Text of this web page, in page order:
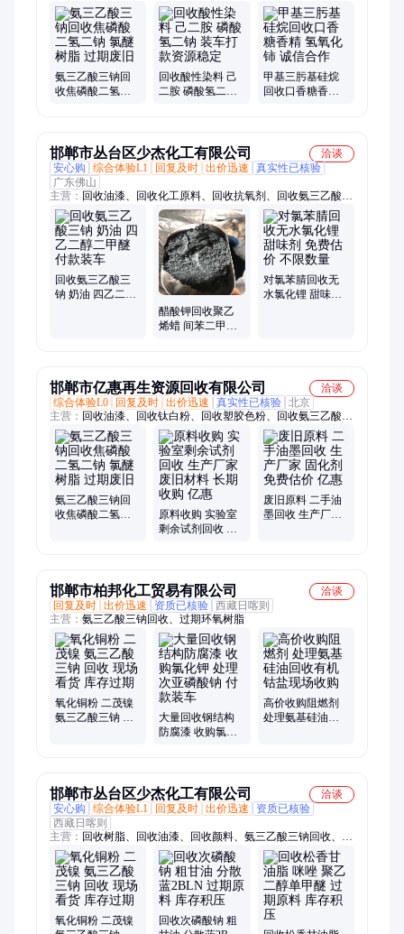
钠、回收乳胶漆、回收纤维素、回收氟碳漆、回收脂肪酸、回收
弹性体、回收中间漆、回收磷酸锌、回收地板蜡、回收抗氧剂、
回收稳定剂、回收丁香油、回收滑石粉、回收渗透剂、回收废甘
油、回收丙二醇、回收凡士林、回收黑松香、回收真石漆、回收
脱镍粉、回收结冷胶、回收环氧漆、回收维生素
氨三乙酸三钠回
收焦磷酸二氢二
回收酸性染料 己
二胺 磷酸氢二钠
甲基三肟基硅烷
回收口香糖香精
邯郸市丛台区少杰化工有限公司
洽谈
安心购
综合体验L1 回复及时 出价迅速
真实性已核验
广东佛山
主营： 回收油漆、回收化工原料、回收抗氧剂、回收氨三乙酸三
钠、回收促进剂、回收防老剂、回收钛白粉、回收氧化锌、回收
硬脂酸锌、回收硬脂酸、回收硬脂酸钙、回收柠檬酸、回收柠檬
酸钠、回收树脂、回收醇酸树脂、回收涂料、回收助剂、回收橡
胶、回收日化原料、回收石蜡、回收废蜡、回收废料、回收颜
料、回收染料、回收脂肪酸、回收表面活性剂
回收氨三乙酸三
钠 奶油 四乙二醇
醋酸钾回收聚乙
烯蜡 间苯二甲醚
对氯苯腈回收无
水氯化锂 甜味剂
邯郸市亿惠再生资源回收有限公司
洽谈
综合体验L0
回复及时 出价迅速 真实性已核验 北京
主营： 回收油漆、回收钛白粉、回收塑胶色粉、回收氨三乙酸三
钠、回收日化原料、回收化工原料
氨三乙酸三钠回
收焦磷酸二氢二
原料收购 实验室
剩余试剂回收 生
废旧原料 二手油
墨回收 生产厂家
邯郸市柏邦化工贸易有限公司
洽谈
回复及时 出价迅速 资质已核验 西藏日喀则
主营： 氨三乙酸三钠回收、过期环氧树脂
氧化铜粉 二茂镍
氨三乙酸三钠 回
大量回收钢结构
防腐漆 收购氯化
高价收购阻燃剂
处理氨基硅油回
邯郸市丛台区少杰化工有限公司
洽谈
安心购
综合体验L1 回复及时 出价迅速
资质已核验
西藏日喀则
主营： 回收树脂、回收油漆、回收颜料、氨三乙酸三钠回收、回
收黄原胶、回收瓜尔胶、回收化工原料、回收氧化锌、回收橡
胶、回收硬脂酸、回收硬脂酸锌、回收促进剂、回收热熔胶、回
收真石漆、回收钛白粉、回收乳液、回收碳酸钾、回收聚氯乙烯
树脂、回收纤维素、回收珠光粉、回收香精、回收导热油、回收
赤藓糖醇、回收表面活性剂、回收日化原料
氧化铜粉 二茂镍
回收次磷酸钠 粗